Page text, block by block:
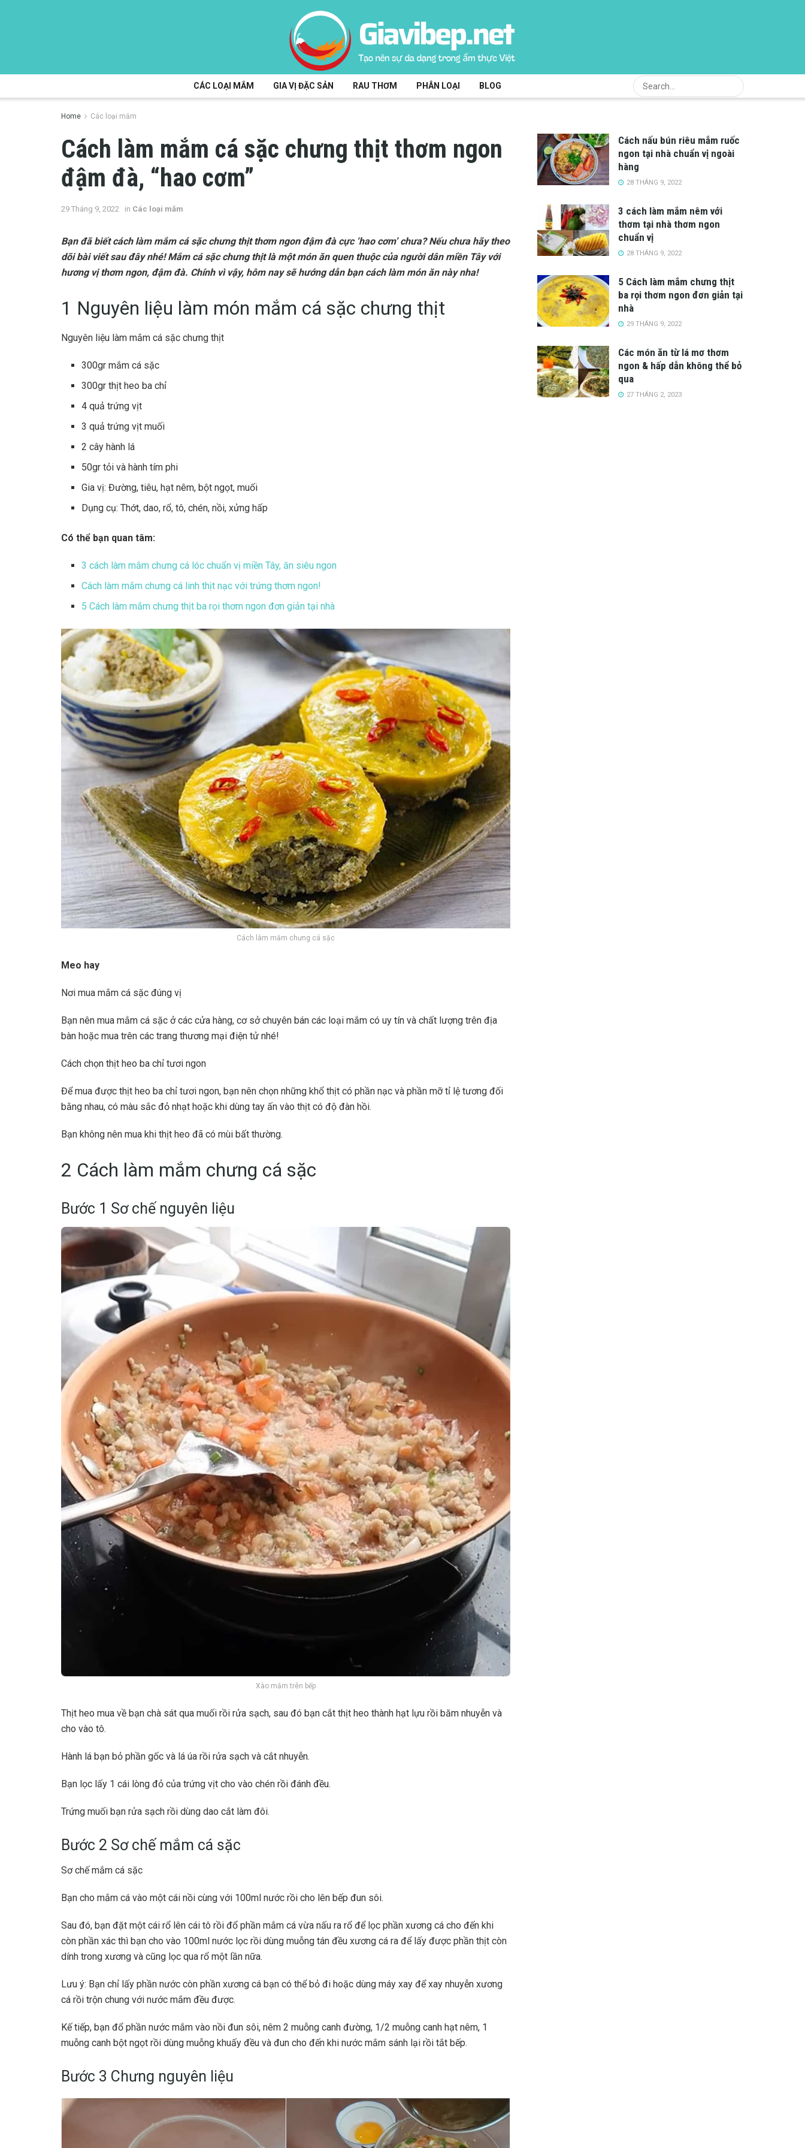
CÁC LOẠI MẮM GIA VỊ ĐẶC SẢN RAU THƠM PHÂN LOẠI BLOG
Home Các loại mắm
Cách làm mắm cá sặc chưng thịt thơm ngon
đậm đà, “hao cơm”
29 Tháng 9, 2022 in Các loại mắm
Bạn đã biết cách làm mắm cá sặc chưng thịt thơm ngon đậm đà cực ‘hao cơm’ chưa? Nếu chưa hãy theo
dõi bài viết sau đây nhé! Mắm cá sặc chưng thịt là một món ăn quen thuộc của người dân miền Tây với
hương vị thơm ngon, đậm đà. Chính vì vậy, hôm nay sẽ hướng dẫn bạn cách làm món ăn này nha!
1 Nguyên liệu làm món mắm cá sặc chưng thịt
Nguyên liệu làm mắm cá sặc chưng thịt
300grmắm cá sặc
300gr thịt heo ba chỉ
4quả trứng vịt
3quả trứng vịt muối
2cây hành lá
50grtỏi và hành tím phi
Gia vị:Đường,tiêu, hạt nêm, bột ngọt,muối
Dụng cụ:Thớt,dao,rổ,tô,chén,nồi,xửng hấp
Có thể bạn quan tâm:
3 cách làm mắm chưng cá lóc chuẩn vị miền Tây, ăn siêu ngon
Cách làm mắm chưng cá linh thịt nạc với trứng thơm ngon!
5 Cách làm mắm chưng thịt ba rọi thơm ngon đơn giản tại nhà
Cách làm mắm chưng cá sặc
Meo hay
Nơi mua mắm cá sặc đúng vị
Bạn nên mua mắm cá sặc ở các cửa hàng, cơ sở chuyên bán các loại mắm có uy tín và chất lượng trên địa
bàn hoặc mua trên các trang thương mại điện tử nhé!
Cách chọn thịt heo ba chỉ tươi ngon
Để mua được thịt heo ba chỉ tươi ngon, bạn nên chọn những khổ thịt có phần nạc và phần mỡ tỉ lệ tương đối
bằng nhau, có màu sắc đỏ nhạt hoặc khi dùng tay ấn vào thịt có độ đàn hồi.
Bạn không nên mua khi thịt heo đã có mùi bất thường.
2 Cách làm mắm chưng cá sặc
Bước 1 Sơ chế nguyên liệu
Xào mắm trên bếp
Thịt heo mua về bạn chà sát qua muối rồi rửa sạch, sau đó bạn cắt thịt heo thành hạt lựu rồi băm nhuyễn và
cho vào tô.
Hành lá bạn bỏ phần gốc và lá úa rồi rửa sạch và cắt nhuyễn.
Bạn lọc lấy 1 cái lòng đỏ của trứng vịt cho vào chén rồi đánh đều.
Trứng muối bạn rửa sạch rồi dùng dao cắt làm đôi.
Bước 2 Sơ chế mắm cá sặc
Sơ chế mắm cá sặc
Bạn cho mắm cá vào một cái nồi cùng với 100ml nước rồi cho lên bếp đun sôi.
Sau đó, bạn đặt một cái rổ lên cái tô rồi đổ phần mắm cá vừa nấu ra rổ để lọc phần xương cá cho đến khi
còn phần xác thì bạn cho vào 100ml nước lọc rồi dùng muỗng tán đều xương cá ra để lấy được phần thịt còn
dính trong xương và cũng lọc qua rổ một lần nữa.
Lưu ý: Bạn chỉ lấy phần nước còn phần xương cá bạn có thể bỏ đi hoặc dùng máy xay để xay nhuyễn xương
cá rồi trộn chung với nước mắm đều được.
Kế tiếp, bạn đổ phần nước mắm vào nồi đun sôi, nêm 2 muỗng canh đường, 1/2 muỗng canh hạt nêm, 1
muỗng canh bột ngọt rồi dùng muỗng khuấy đều và đun cho đến khi nước mắm sánh lại rồi tắt bếp.
Bước 3 Chưng nguyên liệu
Cách nấu bún riêu mắm ruốc
ngon tại nhà chuẩn vị ngoài
hàng
28 THÁNG 9, 2022
3 cách làm mắm nêm với
thơm tại nhà thơm ngon
chuẩn vị
28 THÁNG 9, 2022
5 Cách làm mắm chưng thịt
ba rọi thơm ngon đơn giản tại
nhà
29 THÁNG 9, 2022
Các món ăn từ lá mơ thơm
ngon & hấp dẫn không thể bỏ
qua
27 THÁNG 2, 2023